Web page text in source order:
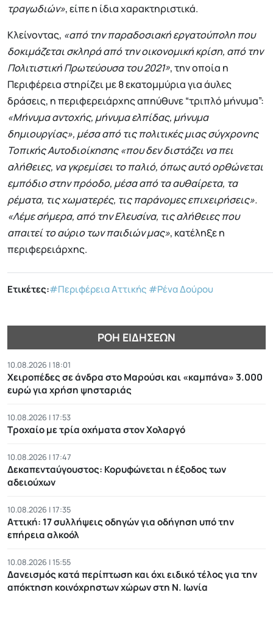
τραγωδιών», είπε η ίδια χαρακτηριστικά.
Κλείνοντας, «από την παραδοσιακή εργατούπολη που
δοκιμάζεται σκληρά από την οικονομική κρίση, από την
Πολιτιστική Πρωτεύουσα του 2021», την οποία η
Περιφέρεια στηρίζει με 8 εκατομμύρια για άυλες
δράσεις, η περιφερειάρχης απηύθυνε “τριπλό μήνυμα”:
«Μήνυμα αντοχής, μήνυμα ελπίδας, μήνυμα
δημιουργίας», μέσα από τις πολιτικές μιας σύγχρονης
Τοπικής Αυτοδιοίκησης «που δεν διστάζει να πει
αλήθειες, να γκρεμίσει το παλιό, όπως αυτό ορθώνεται
εμπόδιο στην πρόοδο, μέσα από τα αυθαίρετα, τα
ρέματα, τις χωματερές, τις παράνομες επιχειρήσεις».
«Λέμε σήμερα, από την Ελευσίνα, τις αλήθειες που
απαιτεί το αύριο των παιδιών μας», κατέληξε η
περιφερειάρχης.
Ετικέτες:#Περιφέρεια Αττικής #Ρένα Δούρου
ΡΟΉ ΕΙΔΉΣΕΩΝ
10.08.2026 | 18:01
Χειροπέδες σε άνδρα στο Μαρούσι και «καμπάνα» 3.000
ευρώ για χρήση ψησταριάς
10.08.2026 | 17:53
Τροχαίο με τρία οχήματα στον Χολαργό
10.08.2026 | 17:47
Δεκαπενταύγουστος: Κορυφώνεται η έξοδος των
αδειούχων
10.08.2026 | 17:35
Αττική: 17 συλλήψεις οδηγών για οδήγηση υπό την
επήρεια αλκοόλ
10.08.2026 | 15:55
Δανεισμός κατά περίπτωση και όχι ειδικό τέλος για την
απόκτηση κοινόχρηστων χώρων στη Ν. Ιωνία